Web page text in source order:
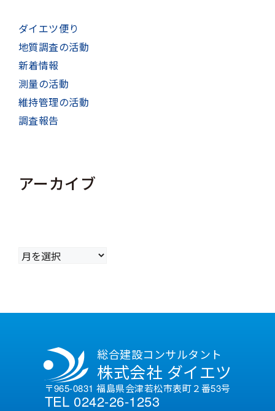
ダイエツ便り
地質調査の活動
新着情報
測量の活動
維持管理の活動
調査報告
アーカイブ
ア
ー
総合建設コンサルタント
株式会社 ダイエツ
〒965-0831 福島県会津若松市表町２番53号
TEL 0242-26-1253